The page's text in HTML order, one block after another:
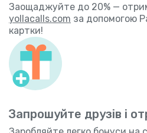
Заощаджуйте до 20% —
yollacalls.com за допомогою
картки!
Запрошуйте друзів і